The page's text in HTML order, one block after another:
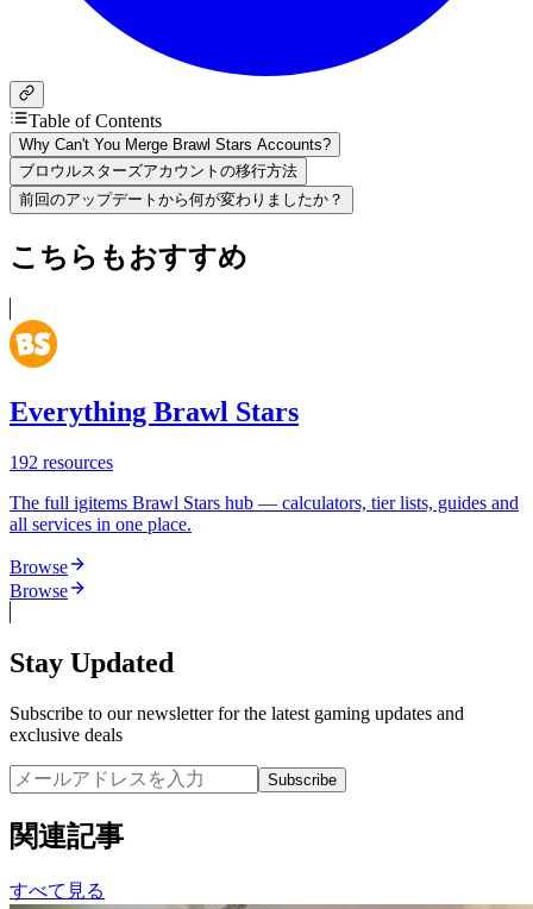
Table of Contents
Why Can't You Merge Brawl Stars Accounts?
ブロウルスターズアカウントの移行方法
前回のアップデートから何が変わりましたか？
こちらもおすすめ
Everything Brawl Stars
192 resources
The full igitems Brawl Stars hub — calculators, tier lists, guides and
all services in one place.
Browse
Browse
Stay Updated
Subscribe to our newsletter for the latest gaming updates and
exclusive deals
Subscribe
関連記事
すべて見る